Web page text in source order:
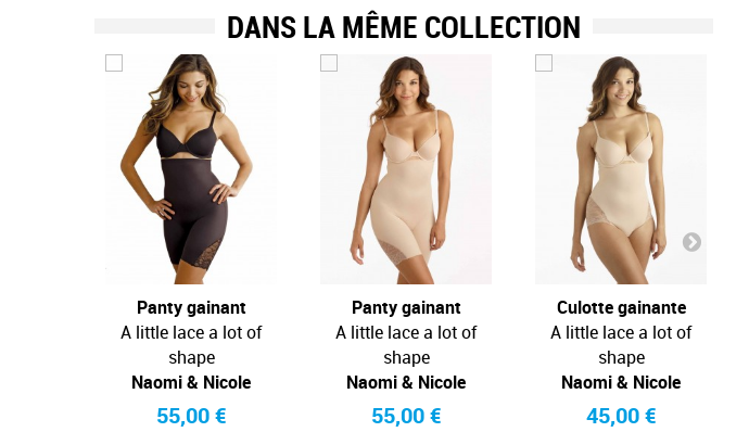
DANS LA MÊME COLLECTION
Panty gainant
A little lace a lot of
shape
Naomi & Nicole
55,00 €
Panty gainant
A little lace a lot of
shape
Naomi & Nicole
55,00 €
Culotte gainante
A little lace a lot of
shape
Naomi & Nicole
45,00 €